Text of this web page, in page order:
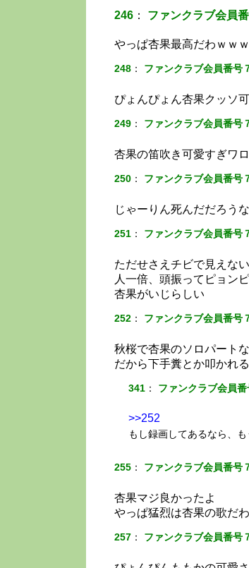
246 ： ファンクラブ会員
やっぱ杏果最高だわｗｗ
248 ： ファンクラブ会員番号
ぴょんぴょん杏果クッソ
249 ： ファンクラブ会員番号
杏果の笛吹き可愛すぎワ
250 ： ファンクラブ会員番号
じゃーりん死んだだろう
251 ： ファンクラブ会員番号
ただせさえチビで見えな
人一倍、頭振ってピョン
杏果がいじらしい
252 ： ファンクラブ会員番号
秋桜で杏果のソロパート
だから下手糞とか叩かれ
341 ： ファンクラブ会員番
>>252
もし録画してあるなら、
255 ： ファンクラブ会員番号
杏果マジ良かったよ
やっぱ猛烈は杏果の歌だわ
257 ： ファンクラブ会員番号